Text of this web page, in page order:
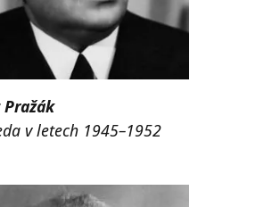
v letech 1945–1952